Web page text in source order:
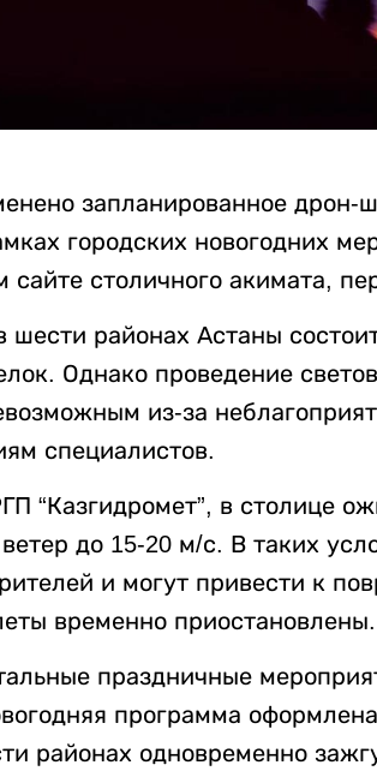
запланированное
городских новогодних
сайте столичного акимата,
шести районах Астаны
Однако проведение
из-за
специалистов.
“Казгидромет”, в столице
до 15-20 м/с. В таких
и могут привести к
временно приостановлены.
праздничные
программа
районах одновременно